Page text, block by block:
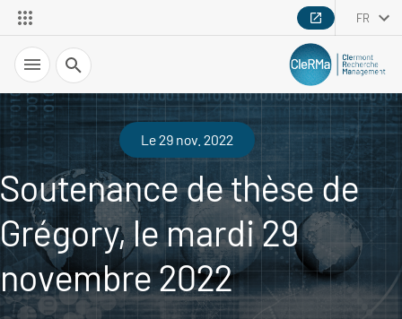
FR
Recherche
Le 29 nov. 2022
Soutenance de thèse de
Grégory, le mardi 29
novembre 2022